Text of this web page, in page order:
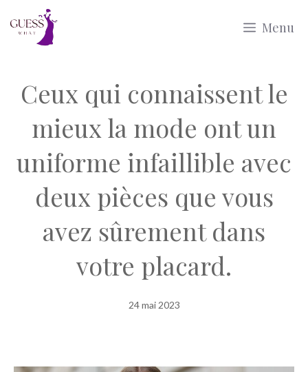
Menu
Ceux qui connaissent le
mieux la mode ont un
uniforme infaillible avec
deux pièces que vous
avez sûrement dans
votre placard.
24 mai 2023